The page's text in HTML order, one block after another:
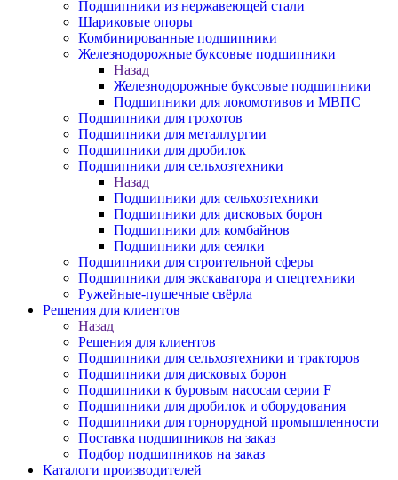
Подшипники из нержавеющей стали
Шариковые опоры
Комбинированные подшипники
Железнодорожные буксовые подшипники
Назад
Железнодорожные буксовые подшипники
Подшипники для локомотивов и МВПС
Подшипники для грохотов
Подшипники для металлургии
Подшипники для дробилок
Подшипники для сельхозтехники
Назад
Подшипники для сельхозтехники
Подшипники для дисковых борон
Подшипники для комбайнов
Подшипники для сеялки
Подшипники для строительной сферы
Подшипники для экскаватора и спецтехники
Ружейные-пушечные свёрла
Решения для клиентов
Назад
Решения для клиентов
Подшипники для сельхозтехники и тракторов
Подшипники для дисковых борон
Подшипники к буровым насосам серии F
Подшипники для дробилок и оборудования
Подшипники для горнорудной промышленности
Поставка подшипников на заказ
Подбор подшипников на заказ
Каталоги производителей